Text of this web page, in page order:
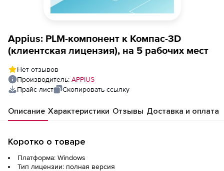
Appius: PLM-компонент к Компас-3D
(клиентская лицензия), на 5 рабочих мест
Нет отзывов
Производитель: APPIUS
Прайс-лист
Скопировать ссылку
Описание Характеристики Отзывы Доставка и оплата
Коротко о товаре
Платформа: Windows
Тип лицензии: полная версия